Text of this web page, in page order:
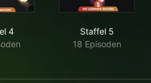
4
Staffel 5
18 Episoden